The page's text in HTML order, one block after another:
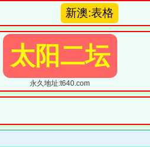
新澳:表格
太阳二坛
永久地址:t640.com